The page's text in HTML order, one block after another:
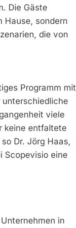
Die Gäste
Hause, sondern
die von
Programm mit
unterschiedliche
viele
keine entfaltete
Dr. Jörg Haas,
Scopevisio eine
in